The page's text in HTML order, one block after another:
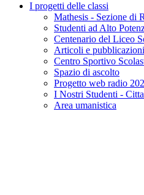
I progetti delle classi
Mathesis - Sezione di
Studenti ad Alto
Centenario del Liceo
Articoli e pubblicazioni
Centro Sportivo
Spazio di ascolto
Progetto web radio
I Nostri Studenti -
Area umanistica